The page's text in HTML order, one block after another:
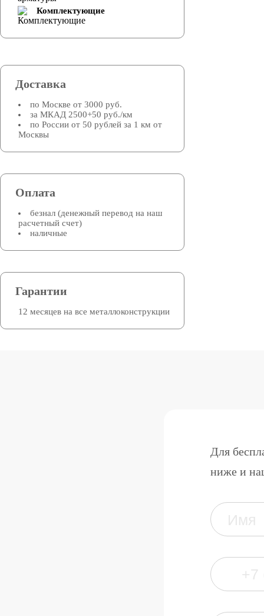
Комплектующие
Доставка
по Москве от 3000 руб.
за МКАД 2500+50 руб./км
по России от 50 рублей за 1 км от
Москвы
Оплата
безнал (денежный перевод на наш
расчетный счет)
наличные
Гарантии
12 месяцев на все металлоконструкции
Для
ниже и